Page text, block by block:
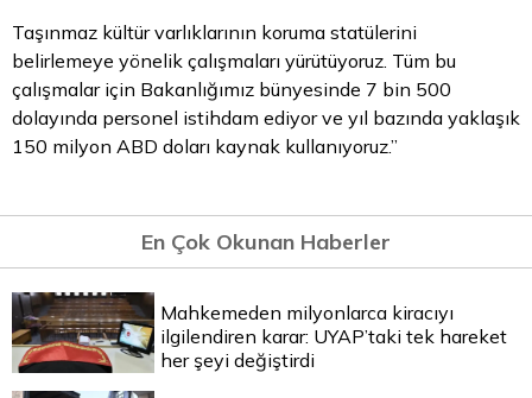
Taşınmaz kültür varlıklarının koruma statülerini
belirlemeye yönelik çalışmaları yürütüyoruz. Tüm bu
çalışmalar için Bakanlığımız bünyesinde 7 bin 500
dolayında personel istihdam ediyor ve yıl bazında yaklaşık
150 milyon ABD doları kaynak kullanıyoruz.”
En Çok Okunan Haberler
Mahkemeden milyonlarca kiracıyı
ilgilendiren karar: UYAP’taki tek hareket
her şeyi değiştirdi